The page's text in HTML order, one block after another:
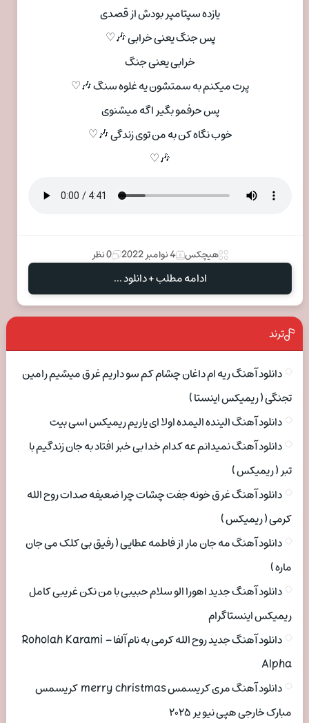
یازده سپتامپر بودش از قصدی
پس جنگ یعنی خرابی 🎶♡
خرابی یعنی جنگ
پرت میکنم به سمتشون یه غلوه سنگ 🎶♡
پس حرفمو بگیر اگه میشنوی
خوب نگاه کن به من توی زندگی 🎶♡
🎶♡
هیچکس 4 نوامبر 2022 0 نظر
ادامه مطلب + دانلود ...
ترند
دانلود آهنگ ریه ام داغان چشام کم سو داریم غرق میشیم رامین
تجنگی ( ریمیکس اینستا )
دانلود آهنگ الینده الیمده اولا ای یاریم ریمیکس اسی بیت
دانلود آهنگ نمیدانم عه کدام خدا بی خبر افتاد به جان زندگیم با
تبر ( ریمیکس )
دانلود آهنگ غرق خونه جفت چشات چرا ضعیفه صدات روح الله
کرمی ( ریمیکس )
دانلود آهنگ مه جان مار از فاطمه عطایی ( رفیق بی کلک می جان
ماره )
دانلود آهنگ جدید اهورا الو سلام حبیبی با من نکن غریبی کامل
ریمیکس اینستاگرام
دانلود آهنگ جدید روح الله کرمی به نام آلفا Roholah Karami –
Alpha
دانلود آهنگ مری کریسمس merry christmas کریسمس
مبارک خارجی هپی نیو یر ۲۰۲۵